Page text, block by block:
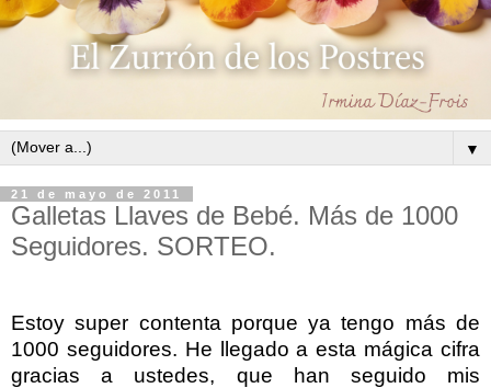
▼
21 de mayo de 2011
Galletas Llaves de Bebé. Más de 1000
Seguidores. SORTEO.
Estoy super contenta porque ya tengo más de
1000 seguidores. He llegado a esta mágica cifra
gracias a ustedes, que han seguido mis